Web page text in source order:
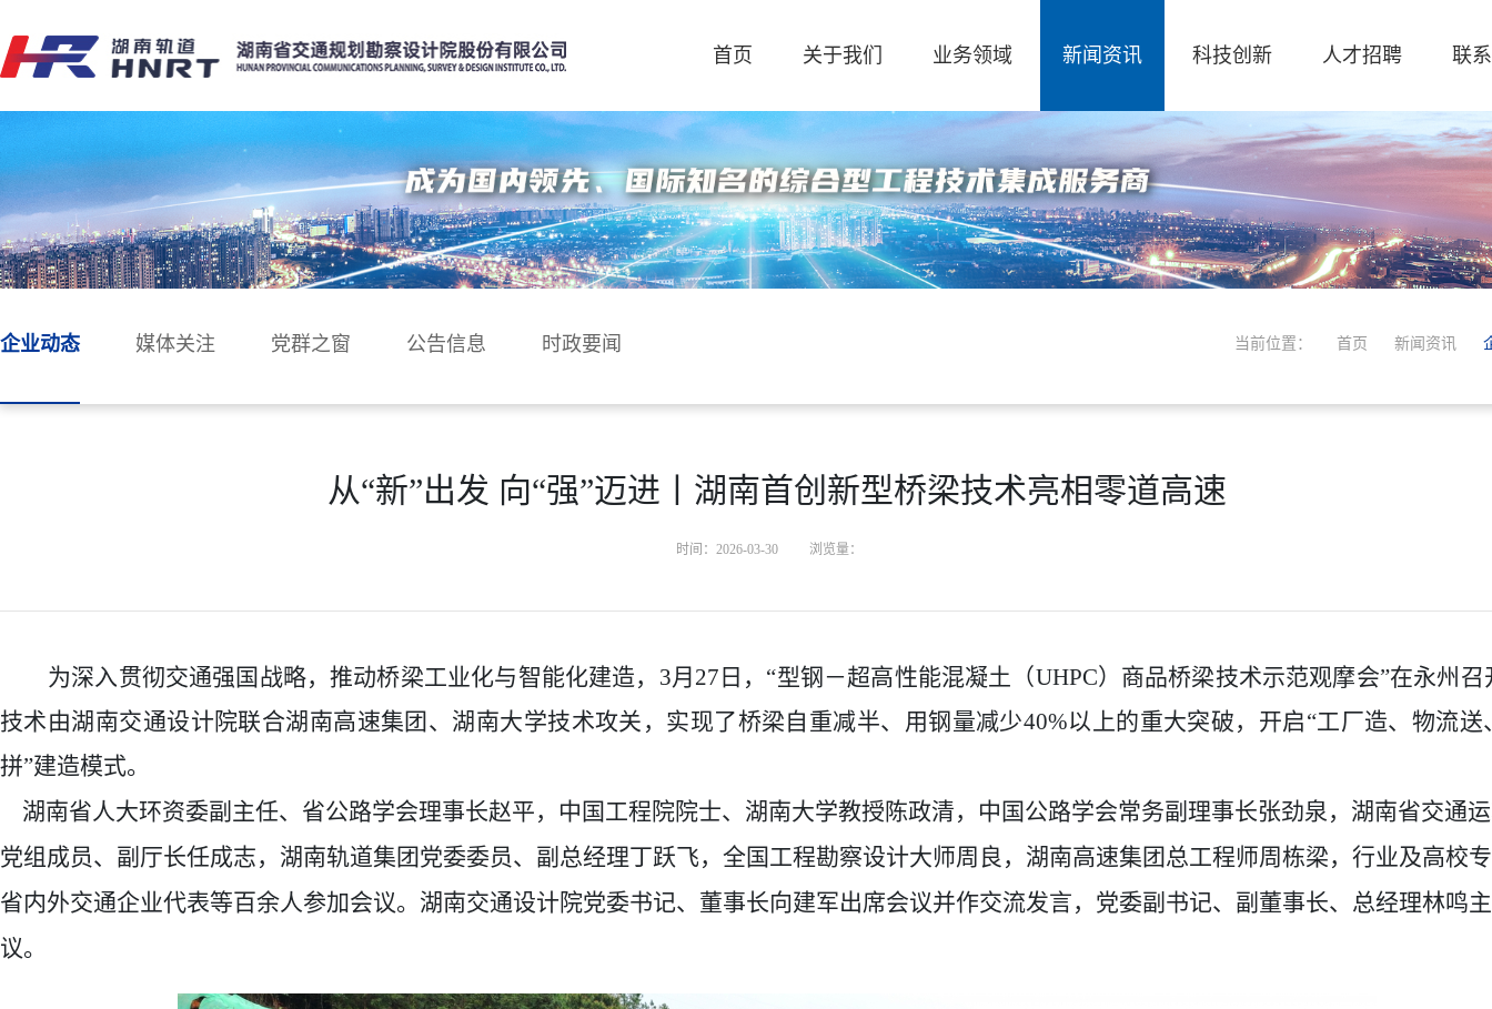
首页 关于我们 业务领域 新闻资讯 科技创新 人才招聘 联
企业动态 媒体关注 党群之窗 公告信息 时政要闻 当前位置： 首页 新闻资讯
从“新”出发 向“强”迈进丨湖南首创新型桥梁技术亮相零道高速
时间：2026-03-30 浏览量：
为深入贯彻交通强国战略，推动桥梁工业化与智能化建造， 3月27日，“型钢－超高性能混凝土（UHPC）商品桥梁技术示范观摩会”在永州召
技术由湖南交通设计院联合湖南高速集团、湖南大学技术攻关，实现了桥梁自重减半、用钢量减少40%以上的重大突破，开启“工厂造、物流送
拼”建造模式。
湖南省人大环资委副主任、省公路学会理事长赵平，中国工程院院士、湖南大学教授陈政清，中国公路学会常务副理事长张劲泉，湖南省交通
党组成员、副厅长任成志，湖南轨道集团党委委员、副总经理丁跃飞，全国工程勘察设计大师周良，湖南高速集团总工程师周栋梁，行业及高校
省内外交通企业代表等百余人参加会议。 湖南交通设计院党委书记、董事长向建军出席会议并作交流发言，党委副书记、副董事长、总经理林鸣
议。